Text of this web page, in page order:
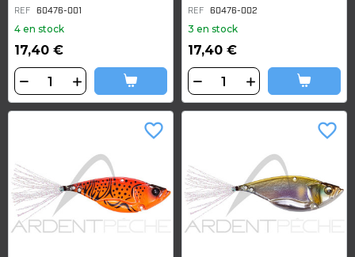
REF 60476-001
4 en stock
17,40 €
REF 60476-002
3 en stock
17,40 €
favorite_border favorite_border